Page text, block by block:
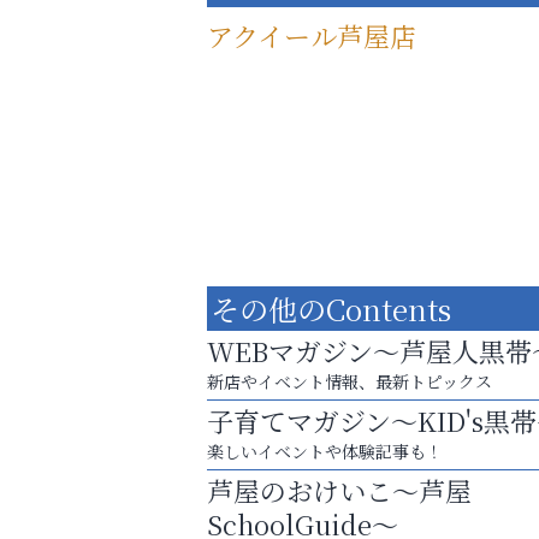
アクイール芦屋店
洋服お売りください！ 買取サービスは
出張・宅配・持ち込みすべて無料！
アテイン音楽教室
その他のContents
WEBマガジン～芦屋人黒帯
新店やイベント情報、最新トピックス
子育てマガジン～KID's黒
楽しいイベントや体験記事も！
芦屋のおけいこ～芦屋
SchoolGuide～